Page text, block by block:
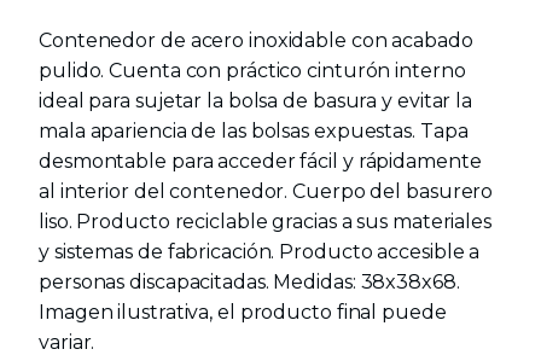
Contenedor de acero inoxidable con acabado
pulido. Cuenta con práctico cinturón interno
ideal para sujetar la bolsa de basura y evitar la
mala apariencia de las bolsas expuestas. Tapa
desmontable para acceder fácil y rápidamente
al interior del contenedor. Cuerpo del basurero
liso. Producto reciclable gracias a sus materiales
y sistemas de fabricación. Producto accesible a
personas discapacitadas. Medidas: 38x38x68.
Imagen ilustrativa, el producto final puede
variar.